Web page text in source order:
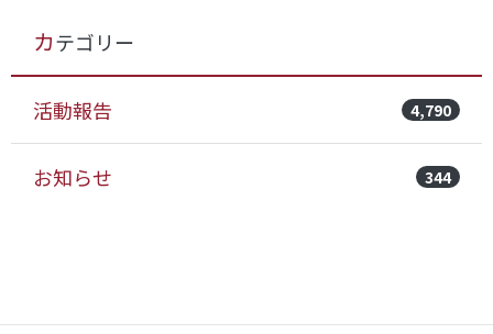
カテゴリー
活動報告 4,790
お知らせ 344